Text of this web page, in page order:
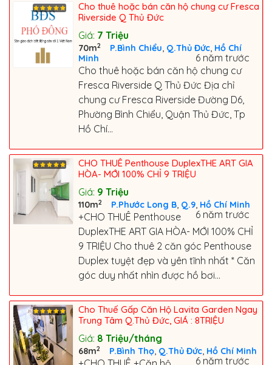
Cho thuê hoặc bán căn hộ chung cư Fresca
Riverside Q Thủ Đức
Giá: 7 Triệu
70m2 P.Bình Chiểu, Q.Thủ Đức, Hồ Chí
Minh
6 năm trước
Cho thuê hoặc bán căn hộ chung cư
Fresca Riverside Q Thủ Đức Địa chỉ
chung cư Fresca Riverside Đường D6,
Phường Bình Chiểu, Quận Thủ Đức, Tp
Hồ Chí...
CHO THUÊ Penthouse DuplexTHE ART GIA
HÒA- MỚI 100% CHỈ 9 TRIỆU
Giá: 9 Triệu
110m2 P.Phước Long B, Q.9, Hồ Chí Minh
6 năm trước
+CHO THUÊ Penthouse
DuplexTHE ART GIA HÒA- MỚI 100% CHỈ
9 TRIỆU Cho thuê 2 căn góc Penthouse
Duplex tuyệt đẹp và yên tĩnh nhất * Căn
góc duy nhất nhìn được hồ bơi...
Cho Thuế Gấp Căn Hộ Lavita Garden Ngay
Trung Tâm Q.Thủ Đức, GIÁ : 8TRIỆU
Giá: 8 Triệu/tháng
68m2 P.Bình Thọ, Q.Thủ Đức, Hồ Chí Minh
6 năm trước